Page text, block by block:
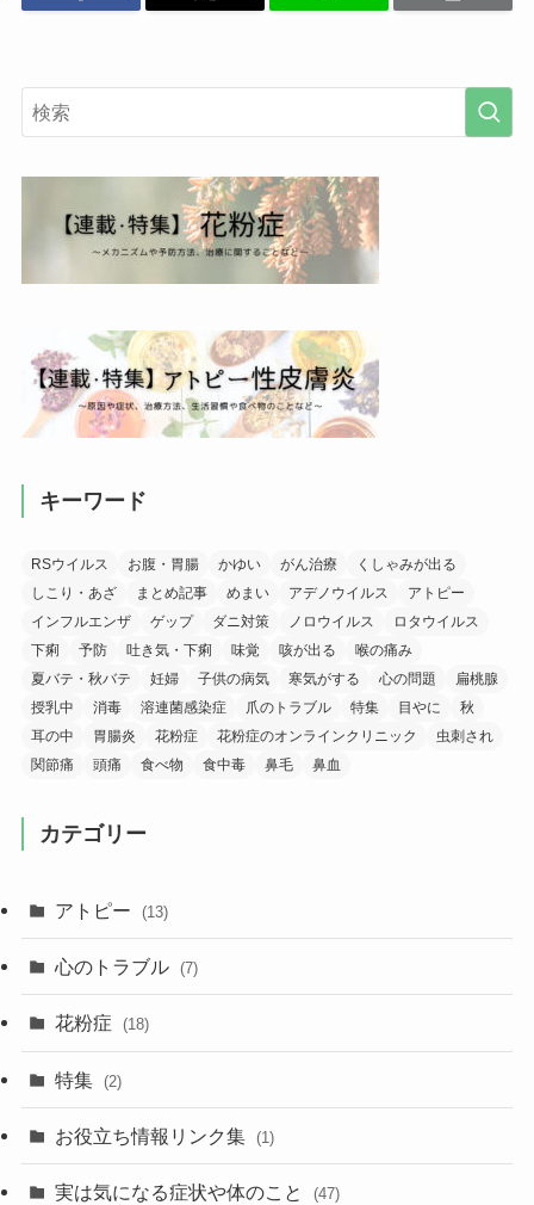
キーワード
RSウイルス お腹・胃腸 かゆい がん治療
くしゃみが出る
しこり・あざ
まとめ記事 めまい アデノウイルス
アトピー
インフルエンザ
ゲップ ダニ対策 ノロウイルス
ロタウイルス
下痢
予防 吐き気・下痢 味覚 咳が出る
喉の痛み
夏バテ・秋バテ
妊婦 子供の病気 寒気がする 心の問題
扁桃腺
授乳中
消毒 溶連菌感染症 爪のトラブル 特集 目やに
秋
耳の中
胃腸炎 花粉症 花粉症のオンラインクリニック
虫刺され
関節痛
頭痛 食べ物 食中毒 鼻毛 鼻血
カテゴリー
アトピー (13)
心のトラブル (7)
花粉症 (18)
特集 (2)
お役立ち情報リンク集 (1)
実は気になる症状や体のこと (47)